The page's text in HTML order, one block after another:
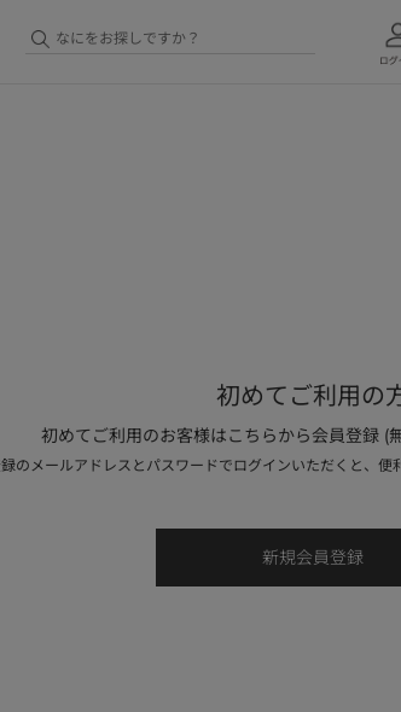
初めてご利用の
初めてご利用のお客様はこちらから会員登録 (
のメールアドレスとパスワードでログインいただくと、便